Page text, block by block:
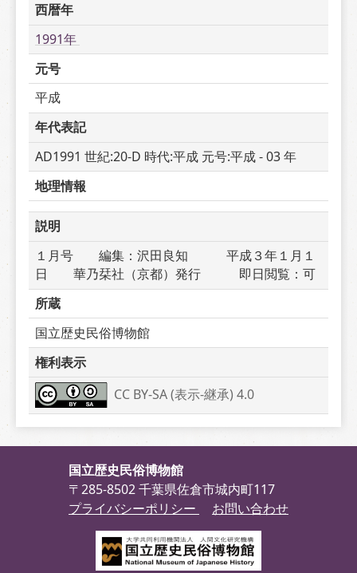
西暦年
1991年
元号
平成
年代表記
AD1991 世紀:20-D 時代:平成 元号:平成 - 03 年
地理情報
説明
１月号　　編集：沢田良知　　　平成３年１月１
日　　華乃栞社（京都）発行　　　即日閲覧：可
所蔵
国立歴史民俗博物館
権利表示
CC BY-SA (表示-継承) 4.0
国立歴史民俗博物館
〒285-8502 千葉県佐倉市城内町117
プライバシーポリシー
お問い合わせ